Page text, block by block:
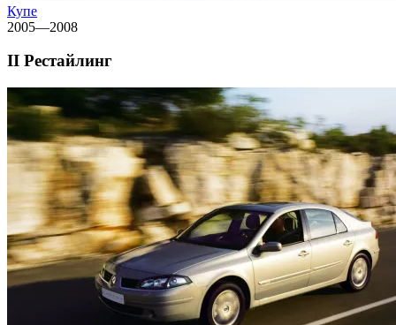
Купе
2005—2008
II Рестайлинг